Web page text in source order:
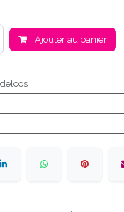
Ajouter au panier